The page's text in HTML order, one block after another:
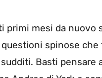
primi mesi da
spinose che
Basti pensare